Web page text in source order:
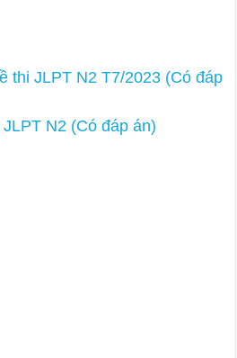
thi JLPT N2 T7/2023 (Có đáp
N2 (Có đáp án)